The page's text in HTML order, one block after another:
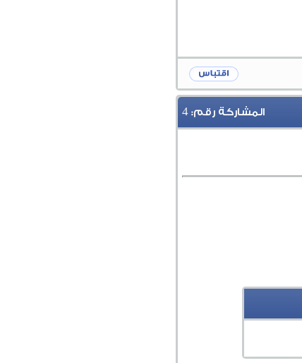
المشاركة رقم:4